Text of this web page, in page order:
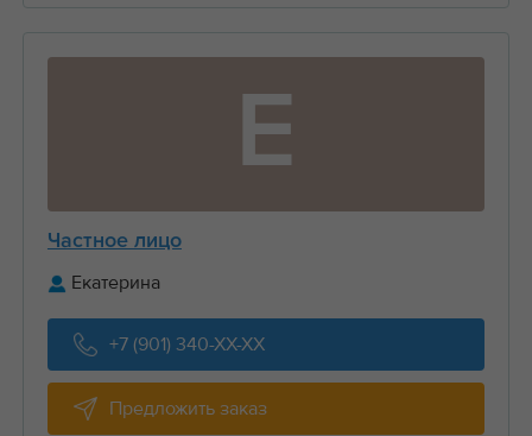
Е
Частное лицо
Екатерина
+7 (901) 340-XX-XX
Предложить заказ